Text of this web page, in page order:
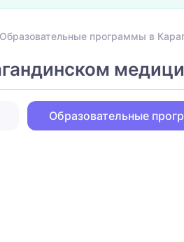
Образовательные программы в
Образовательные